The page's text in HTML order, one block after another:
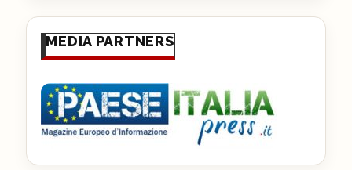
MEDIA PARTNERS